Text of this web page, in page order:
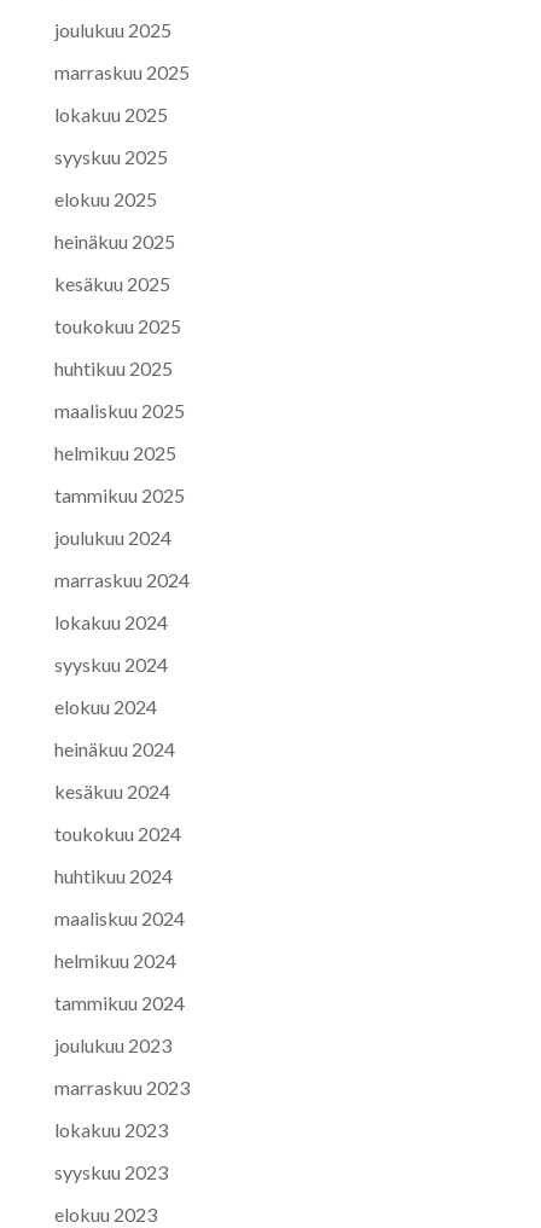
joulukuu 2025
marraskuu 2025
lokakuu 2025
syyskuu 2025
elokuu 2025
heinäkuu 2025
kesäkuu 2025
toukokuu 2025
huhtikuu 2025
maaliskuu 2025
helmikuu 2025
tammikuu 2025
joulukuu 2024
marraskuu 2024
lokakuu 2024
syyskuu 2024
elokuu 2024
heinäkuu 2024
kesäkuu 2024
toukokuu 2024
huhtikuu 2024
maaliskuu 2024
helmikuu 2024
tammikuu 2024
joulukuu 2023
marraskuu 2023
lokakuu 2023
syyskuu 2023
elokuu 2023